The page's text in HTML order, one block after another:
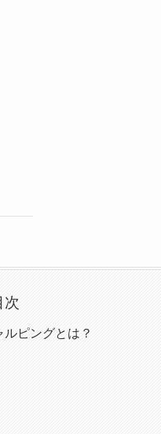
次
ピングとは？